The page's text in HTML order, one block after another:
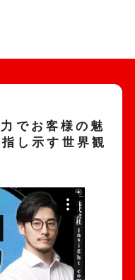
でお客様の魅
し示す世界観